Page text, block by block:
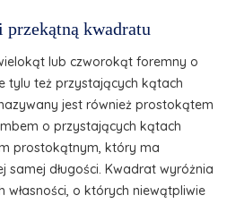
kwadratu
lub czworokąt foremny o
tylu też przystających kątach
jest również prostokątem
o przystających kątach
prostokątnym, który ma
samej długości. Kwadrat wyróżnia
własności, o których niewątpliwie